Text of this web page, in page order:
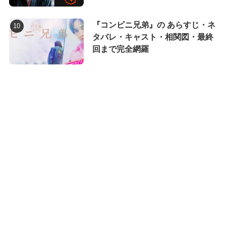
『コンビニ兄弟』の あらすじ・ネ
タバレ・キャスト・相関図・最終
回まで完全網羅